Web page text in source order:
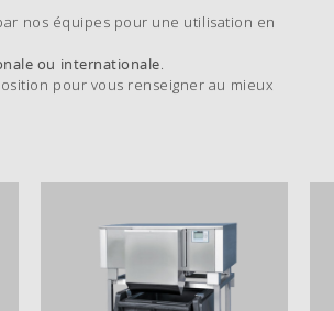
nos équipes pour une utilisation en
ou internationale.
pour vous renseigner au mieux